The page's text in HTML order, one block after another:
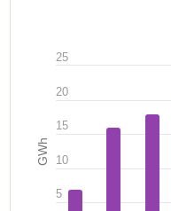
GWh
5
10
15
20
25